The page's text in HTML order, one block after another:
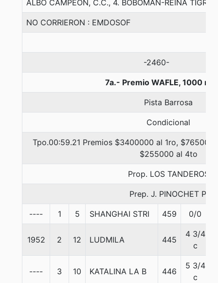
ALBO CAMPEON, C.C., 4. BOBOMAN-REINA
NO CORRIERON : EMDOSOF
-2460-
7a.- Premio WAFLE, 1000
Pista Barrosa
Condicional
Tpo.00:59.21 Premios $3400000 al 1ro,
$255000 al 4to
Prop. LOS TANDEROS
Prep. J. PINOCHET P.
---- 1 5 SHANGHAI STRI 459 0/0
1952 2 12 LUDMILA 445
4 3/4
c
---- 3 10 KATALINA LA B 446
5 3/4
c